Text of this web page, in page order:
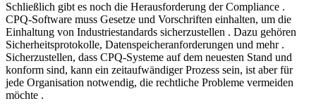
Schließlich gibt es noch die Herausforderung der Compliance .
CPQ-Software muss Gesetze und Vorschriften einhalten, um die
Einhaltung von Industriestandards sicherzustellen . Dazu gehören
Sicherheitsprotokolle, Datenspeicheranforderungen und mehr .
Sicherzustellen, dass CPQ-Systeme auf dem neuesten Stand und
konform sind, kann ein zeitaufwändiger Prozess sein, ist aber für
jede Organisation notwendig, die rechtliche Probleme vermeiden
möchte .